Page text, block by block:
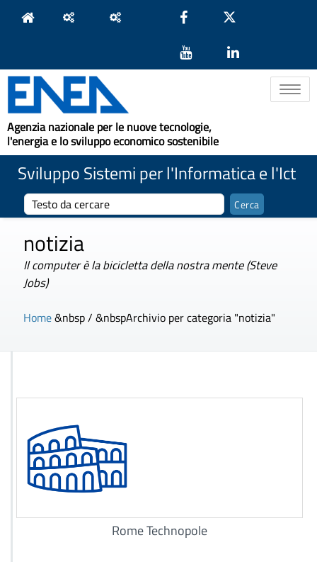
Toggle
Agenzia nazionale per le nuove tecnologie,
l'energia e lo sviluppo economico sostenibile
Sviluppo Sistemi per l'Informatica e l'Ict
notizia
Il computer è la bicicletta della nostra mente (Steve
Jobs)
Home&nbsp / &nbspArchivio per categoria "notizia"
Rome Technopole